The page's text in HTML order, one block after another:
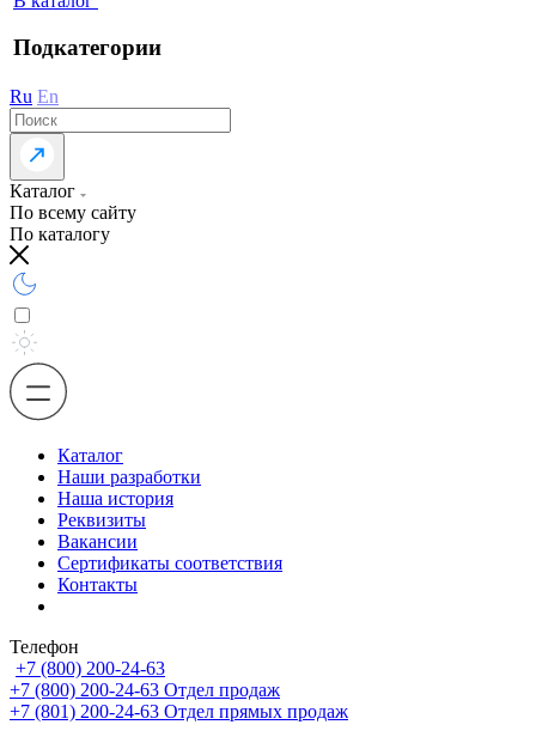
Подкатегории
Ru En
Каталог
По всему сайту
По каталогу
Каталог
Наши разработки
Наша история
Реквизиты
Вакансии
Сертификаты соответствия
Контакты
Телефон
+7 (800) 200-24-63
+7 (800) 200-24-63 Отдел продаж
+7 (801) 200-24-63 Отдел прямых продаж